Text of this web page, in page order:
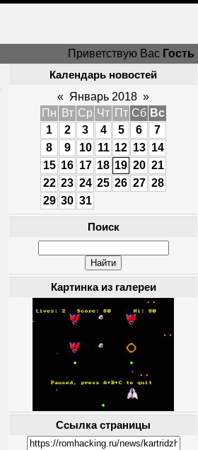
Приветствую Вас Гость
Календарь новостей
« Январь 2018 »
Пн
Вт Ср Чт Пт Сб Вс
1
2 3 4 5 6
7
8
9 10 11 12 13 14
15 16 17 18 19 20 21
22 23 24 25 26 27 28
29 30 31
Поиск
Картинка из галереи
Ссылка страницы